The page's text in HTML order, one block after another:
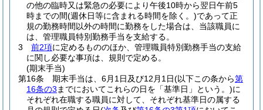
の他の臨時又は緊急の必要により午後10時から翌日午前5
時までの間(週休日等に含まれる時間を除く。)であって正
規の勤務時間以外の時間に勤務をした場合は、当該職員に
は、管理職員特別勤務手当を支給する。
3
前2項に定めるもののほか、管理職員特別勤務手当の支給
に関し必要な事項は、規則で定める。
(期末手当)
第16条
期末手当は、6月1日及び12月1日(以下この条から第
16条の3 までにおいてこれらの日を「基準日」という。)に
それぞれ在職する職員に対して、それぞれ基準日の属する